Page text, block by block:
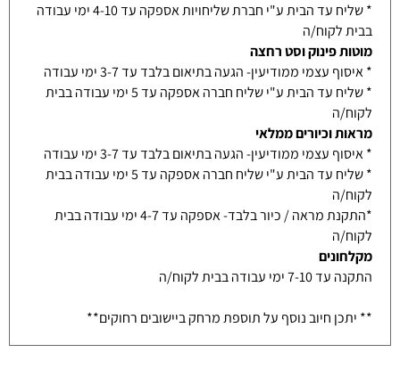
* שליח עד הבית ע"י חברת שליחויות אספקה עד 4-10 ימי עבודה
בבית לקוח/ה
מוטות פינוק וסט רחצה
* איסוף עצמי ממודיעין- הגעה בתיאום בלבד עד 3-7 ימי עבודה
* שליח עד הבית ע"י שליח חברה אספקה עד 5 ימי עבודה בבית
לקוח/ה
מראות וכיורים ממלאי
* איסוף עצמי ממודיעין- הגעה בתיאום בלבד עד 3-7 ימי עבודה
* שליח עד הבית ע"י שליח חברה אספקה עד 5 ימי עבודה בבית
לקוח/ה
*התקנת מראה / כיור בלבד- אספקה עד 4-7 ימי עבודה בבית
לקוח/ה
מקלחונים
התקנה עד 7-10 ימי עבודה בבית לקוח/ה
** יתכן חיוב נוסף על תוספת מרחק ביישובים רחוקים**